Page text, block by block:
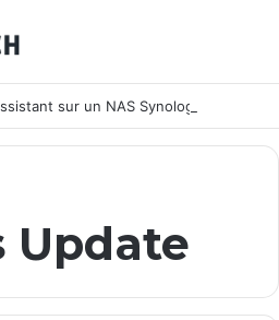
sur un NAS Synology
Update